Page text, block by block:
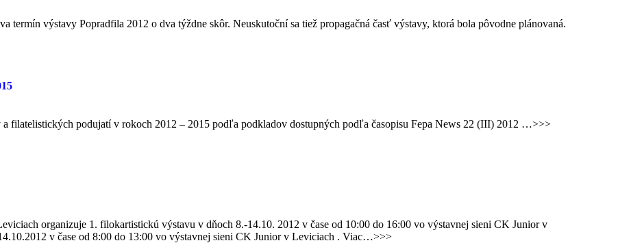
výstavy Popradfila 2012 o dva týždne skôr. Neuskutoční sa tiež propagačná časť výstavy, ktorá bola pôvodne plánovaná.
filatelistických podujatí v rokoch 2012 – 2015 podľa podkladov dostupných podľa časopisu Fepa News 22 (III) 2012 …>>>
organizuje 1. filokartistickú výstavu v dňoch 8.-14.10. 2012 v čase od 10:00 do 16:00 vo výstavnej sieni CK Junior v
v čase od 8:00 do 13:00 vo výstavnej sieni CK Junior v Leviciach . Viac…>>>